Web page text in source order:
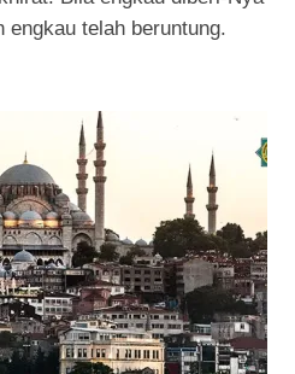
engkau telah beruntung.